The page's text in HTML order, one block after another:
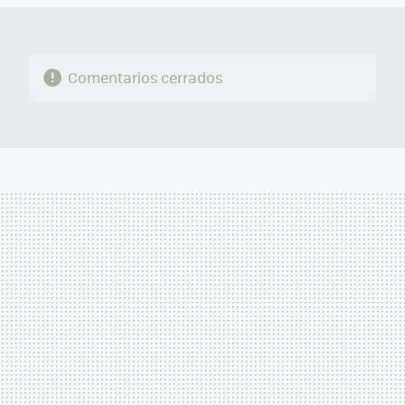
Comentarios cerrados